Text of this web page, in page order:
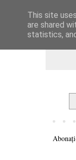
This site
are shared
statistics,